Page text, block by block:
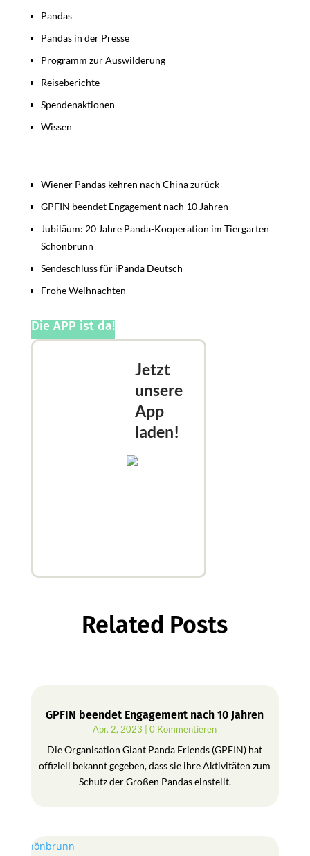
Pandas
Pandas in der Presse
Programm zur Auswilderung
Reiseberichte
Spendenaktionen
Wissen
Wiener Pandas kehren nach China zurück
GPFIN beendet Engagement nach 10 Jahren
Jubiläum: 20 Jahre Panda-Kooperation im Tiergarten
Schönbrunn
Sendeschluss für iPanda Deutsch
Frohe Weihnachten
Die APP ist da!
Jetzt
unsere
App
laden!
Related Posts
GPFIN beendet Engagement nach 10 Jahren
Apr. 2, 2023 | 0 Kommentieren
Die Organisation Giant Panda Friends (GPFIN) hat
offiziell bekannt gegeben, dass sie ihre Aktivitäten zum
Schutz der Großen Pandas einstellt.